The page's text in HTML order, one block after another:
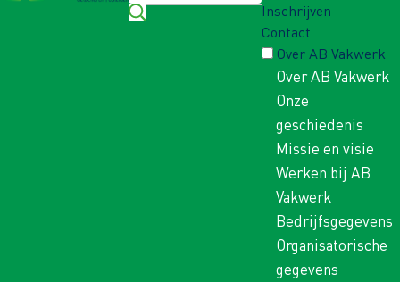
Inschrijven
Contact
Over AB Vakwerk
Over AB Vakwerk
Onze
geschiedenis
Missie en visie
Werken bij AB
Vakwerk
Bedrijfsgegevens
Organisatorische
gegevens